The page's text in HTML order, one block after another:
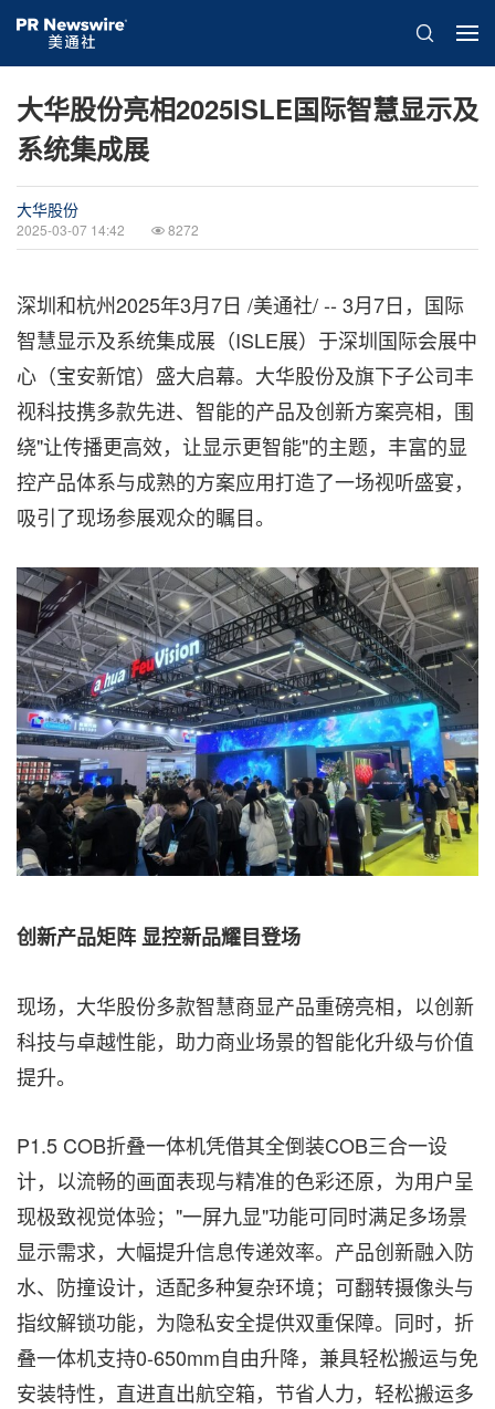
大华股份亮相2025ISLE国际智慧显示及
系统集成展
大华股份
2025-03-07 14:42 8272
深圳和杭州2025年3月7日 /美通社/ -- 3月7日，国际
智慧显示及系统集成展（ISLE展）于深圳国际会展中
心（宝安新馆）盛大启幕。大华股份及旗下子公司丰
视科技携多款先进、智能的产品及创新方案亮相，围
绕"让传播更高效，让显示更智能"的主题，丰富的显
控产品体系与成熟的方案应用打造了一场视听盛宴，
吸引了现场参展观众的瞩目。
创新产品矩阵 显控新品耀目登场
现场，大华股份多款智慧商显产品重磅亮相，以创新
科技与卓越性能，助力商业场景的智能化升级与价值
提升。
P1.5 COB折叠一体机凭借其全倒装COB三合一设
计，以流畅的画面表现与精准的色彩还原，为用户呈
现极致视觉体验；"一屏九显"功能可同时满足多场景
显示需求，大幅提升信息传递效率。产品创新融入防
水、防撞设计，适配多种复杂环境；可翻转摄像头与
指纹解锁功能，为隐私安全提供双重保障。同时，折
叠一体机支持0-650mm自由升降，兼具轻松搬运与免
安装特性，直进直出航空箱，节省人力，轻松搬运多